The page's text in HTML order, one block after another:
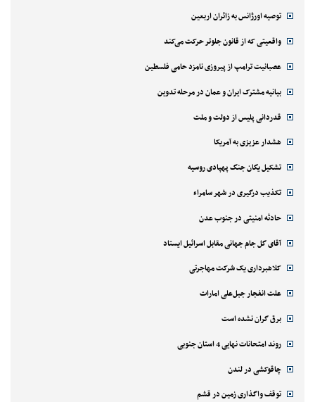
توصیه اورژانس به زائران اربعین
واقعیتی که از قانون جلوتر حرکت می‌کند
عصبانیت ترامپ از پیروزی نامزد حامی فلسطین
بیانیه مشترک ایران و عمان در مرحله تدوین
قدردانی پلیس از دولت و ملت
هشدار عزیزی به آمریکا
تشکیل یگان جنگ پهپادی روسیه
تکذیب درگیری در شهر سامراء
حادثه امنیتی در جنوب عدن
آقای گل جام جهانی مقابل اسرائیل ایستاد
کلاهبرداری یک شرکت مهاجرتی
علت انفجار جبل‌علی امارات
برق گران نشده است
روند امتحانات نهایی 4 استان جنوبی
چاقوکشی در لندن
توقف واگذاری زمین در قشم